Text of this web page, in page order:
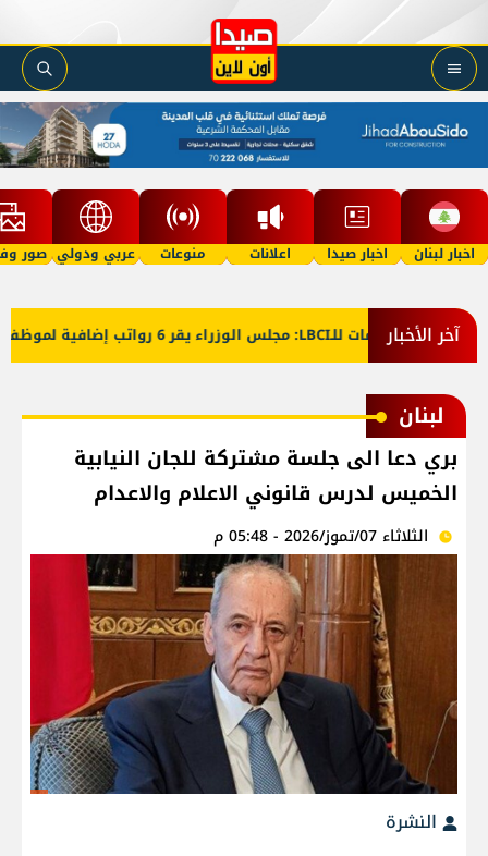
اخبار لبنان اخبار صيدا اعلانات منوعات عربي ودولي صور
آخر الأخبار
معلومات للـLBCI: مجلس الوزراء يقر 6 رواتب إضافية لموظفي القطاع العام وصرف الفروقات بأثر رجعي منذ آذار
لبنان
بري دعا الى جلسة مشتركة للجان النيابية
الخميس لدرس قانوني الاعلام والاعدام
الثلاثاء 07/تموز/2026 - 05:48 م
النشرة